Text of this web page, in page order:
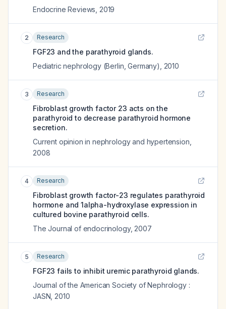
Endocrine Reviews 2019
2 Research
FGF23 and the parathyroid glands.
Pediatric nephrology (Berlin, Germany)
2010
3 Research
Fibroblast growth factor 23 acts on the
parathyroid to decrease parathyroid hormone
secretion.
Current opinion in nephrology and hypertension
2008
4 Research
Fibroblast growth factor-23 regulates parathyroid
hormone and 1alpha-hydroxylase expression in
cultured bovine parathyroid cells.
The Journal of endocrinology, 2007
5 Research
FGF23 fails to inhibit uremic parathyroid glands.
Journal of the American Society of Nephrology :
JASN 2010